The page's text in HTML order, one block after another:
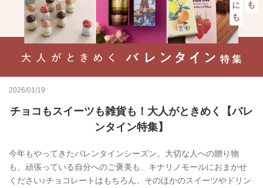
2026/01/19
チョコもスイーツも雑貨も！大人がときめく【バレ
ンタイン特集】
今年もやってきたバレンタインシーズン。大切な人への贈り物
も、頑張っている自分へのご褒美も、キナリノモールにおまかせ
ください♪チョコレートはもちろん、そのほかのスイーツやドリン